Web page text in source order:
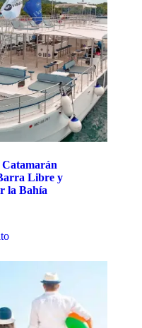
Libre y
la Bahía